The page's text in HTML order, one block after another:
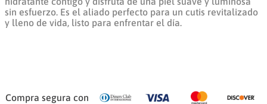
sin esfuerzo. Es el aliado perfecto para un cutis revitalizado
y lleno de vida, listo para enfrentar el día.
Compra segura con